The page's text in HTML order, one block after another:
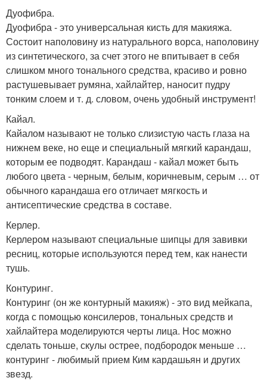
Дуофибра.
Дуофибра - это универсальная кисть для макияжа.
Состоит наполовину из натурального ворса, наполовину
из синтетического, за счет этого не впитывает в себя
слишком много тонального средства, красиво и ровно
растушевывает румяна, хайлайтер, наносит пудру
тонким слоем и т. д. словом, очень удобный инструмент!
Кайал.
Кайалом называют не только слизистую часть глаза на
нижнем веке, но еще и специальный мягкий карандаш,
которым ее подводят. Карандаш - кайал может быть
любого цвета - черным, белым, коричневым, серым … от
обычного карандаша его отличает мягкость и
антисептические средства в составе.
Керлер.
Керлером называют специальные шипцы для завивки
ресниц, которые используются перед тем, как нанести
тушь.
Контуринг.
Контуринг (он же контурный макияж) - это вид мейкапа,
когда с помощью консилеров, тональных средств и
хайлайтера моделируются черты лица. Нос можно
сделать тоньше, скулы острее, подбородок меньше …
контуринг - любимый прием Ким кардашьян и других
звезд.